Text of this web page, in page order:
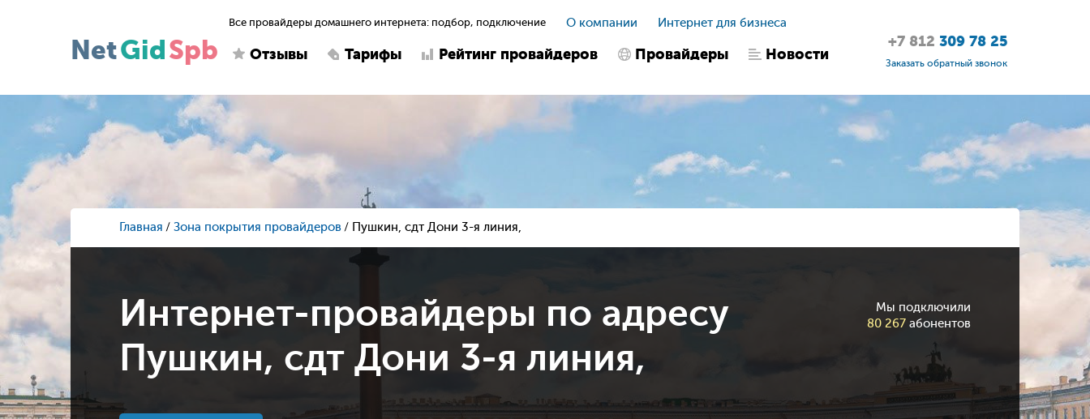
NetGidSpb
Все провайдеры домашнего интернета: подбор, подключение О компании Интернет для бизнеса
Отзывы Тарифы Рейтинг провайдеров Провайдеры Новости
+7 812 309 78 25
Заказать обратный звонок
Главная Зона покрытия провайдеров Пушкин, сдт Дони 3-я линия,
Мы подключили
80 267 абонентов
Интернет-провайдеры по адресу
Пушкин, сдт Дони 3-я линия,